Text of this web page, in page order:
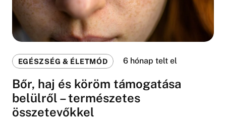
EGÉSZSÉG & ÉLETMÓD 6 hónap telt el
Bőr, haj és köröm támogatása
belülről – természetes
összetevőkkel